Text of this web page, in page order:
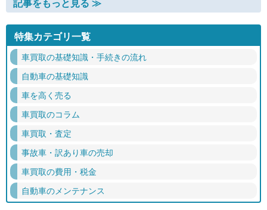
特集カテゴリ一覧
車買取の基礎知識・手続きの流れ
自動車の基礎知識
車を高く売る
車買取のコラム
車買取・査定
事故車・訳あり車の売却
車買取の費用・税金
自動車のメンテナンス